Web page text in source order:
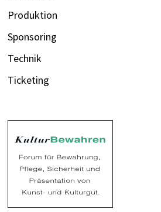
Produktion
Sponsoring
Technik
Ticketing